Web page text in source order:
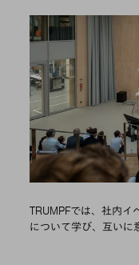
TRUMPFでは、社内イ
について学び、互いに